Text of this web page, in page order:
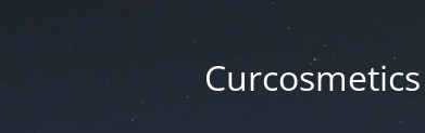
Curcosmetics